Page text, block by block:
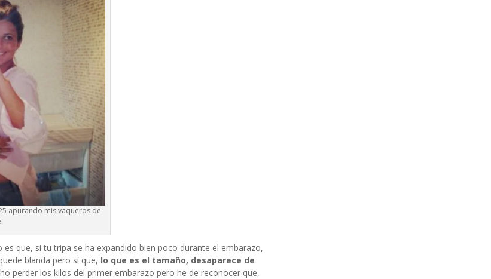
apurando mis vaqueros de
que, si tu tripa se ha expandido bien poco durante el embarazo,
blanda pero sí que, lo que es el tamaño, desaparece de
perder los kilos del primer embarazo pero he de reconocer que,